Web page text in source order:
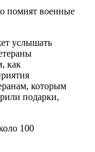
помнят военные
услышать
как
которым
подарки,
100